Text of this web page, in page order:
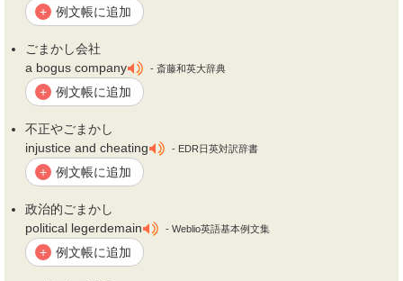
+ 例文帳に追加
ごまかし会社
a bogus company
- 斎藤和英大辞典
+ 例文帳に追加
不正やごまかし
injustice and cheating
- EDR日英対訳辞書
+ 例文帳に追加
政治的ごまかし
political legerdemain
- Weblio英語基本例文集
+ 例文帳に追加